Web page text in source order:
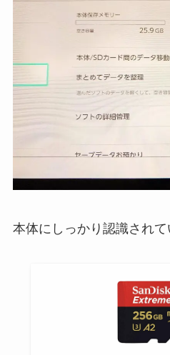
本体にしっかり認識されて